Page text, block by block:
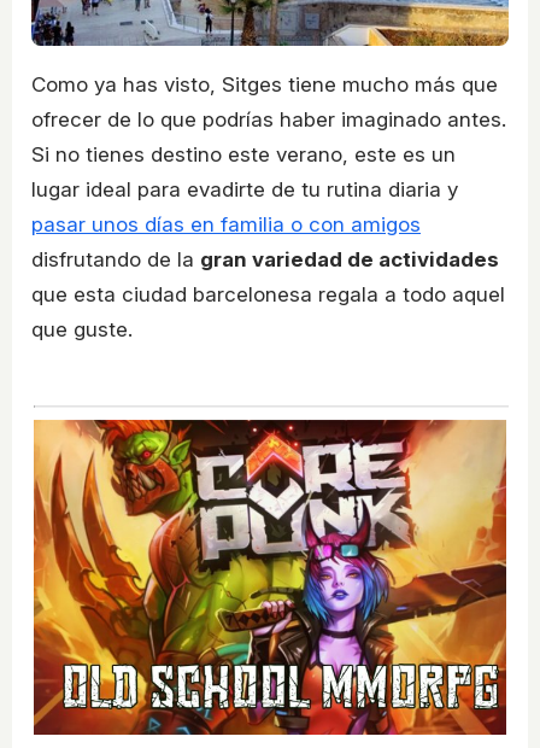
Como ya has visto, Sitges tiene mucho más que
ofrecer de lo que podrías haber imaginado antes.
Si no tienes destino este verano, este es un
lugar ideal para evadirte de tu rutina diaria y
pasar unos días en familia o con amigos
disfrutando de la gran variedad de actividades
que esta ciudad barcelonesa regala a todo aquel
que guste.